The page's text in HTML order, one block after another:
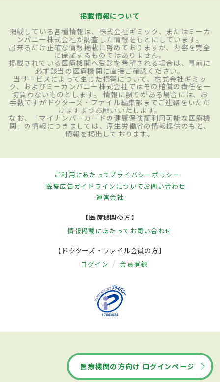
掲載情報について
掲載している各種情報は、株式会社ギミック、またはミーカ
ンパニー株式会社が調査した情報をもとにしています。
出来るだけ正確な情報掲載に努めておりますが、内容を完全
に保証するものではありません。
掲載されている医療機関へ受診を希望される場合は、事前に
必ず該当の医療機関に直接ご確認ください。
当サービスによって生じた損害について、株式会社ギミッ
ク、およびミーカンパニー株式会社ではその賠償の責任を一
切負わないものとします。 情報に誤りがある場合には、お
手数ですがドクターズ・ファイル編集部までご連絡をいただ
けますようお願いいたします。
なお、「マイナンバーカードの健康保険証利用可能な医療機
関」の情報につきましては、厚生労働省の情報提供のもと、
情報を掲出しております。
ご利用にあたってプライバシーポリシー
医療広告ガイドラインについてお問い合わせ
運営会社
【医療機関の方】
情報掲載にあたって お問い合わせ
【ドクターズ・ファイル会員の方】
ログイン 会員登録
医療機関の方向け ログインページ